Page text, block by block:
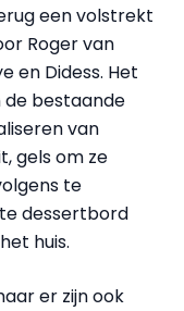
een volstrekt
Roger van
en Didess. Het
de bestaande
van
gels om ze
te
dessertbord
huis.
er zijn ook